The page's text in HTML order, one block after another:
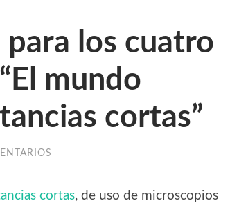
los cuatro
mundo
cortas”
cortas, de uso de microscopios